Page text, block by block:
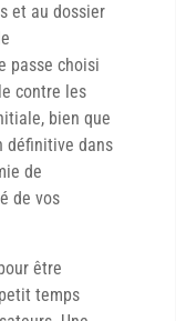
et au dossier
passe choisi
contre les
bien que
définitive dans
de
de vos
être
temps